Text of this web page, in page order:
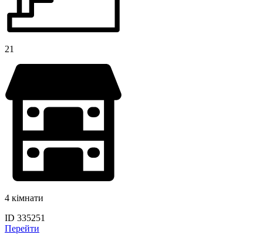
21
4 кімнати
ID 335251
Перейти